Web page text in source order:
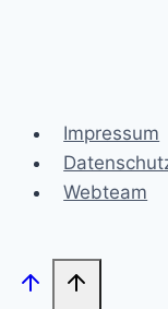
Impressum
Webteam